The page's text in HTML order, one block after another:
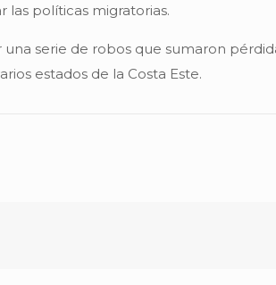
las políticas migratorias.
serie de robos que sumaron
estados de la Costa Este.